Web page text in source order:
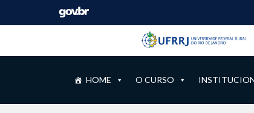
Pular barra institucional
Barra
HOME O CURSO